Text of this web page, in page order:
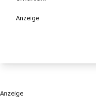
Anzeige
Anzeige